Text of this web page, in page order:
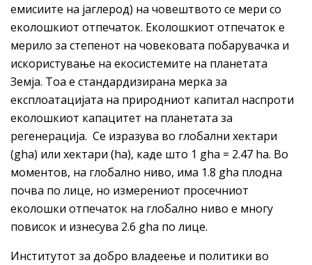
емисиите на јаглерод) на човештвото се мери со
еколошкиот отпечаток. Еколошкиот отпечаток е
мерило за степенот на човековата побарувачка и
искористување на екосистемите на планетата
Земја. Тоа е стандардизирана мерка за
експлоатацијата на природниот капитал наспроти
еколошкиот капацитет на планетата за
регенерација. Се изразува во глобални хектари
(gha) или хектари (ha), каде што 1 gha = 2.47 ha. Во
моментов, на глобално ниво, има 1.8 gha плодна
почва по лице, но измерениот просечниот
еколошки отпечаток на глобално ниво е многу
повисок и изнесува 2.6 gha по лице.
Институтот за добро владеење и политики во